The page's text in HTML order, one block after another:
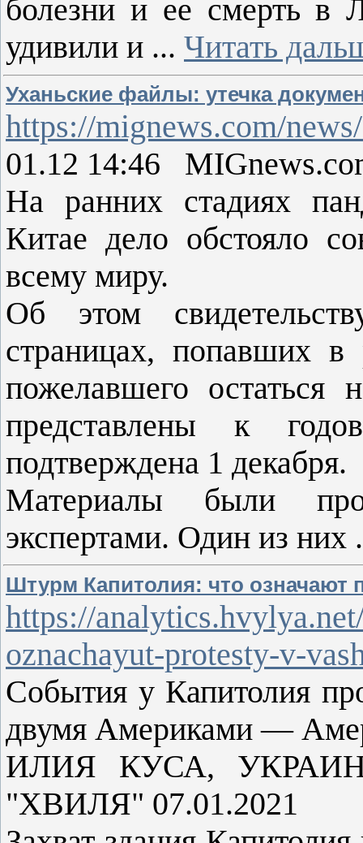
болезни и ее смерть в
удивили и ... Читать
Уханьские файлы: утечка
https://mignews.com/
01.12 14:46
На ранних стадиях
Китае дело обстояло
всему миру.
Об этом
страницах, попавших в
пожелавшего остаться
представлены к
подтверждена 1 декабря.
Материалы были
экспертами. Один из них
Штурм Капитолия: что означают
https://
oznachayut-protesty-v-
События у Капитолия
двумя Америками —
ИЛИЯ КУСА,
"ХВИЛЯ" 07.01.2021